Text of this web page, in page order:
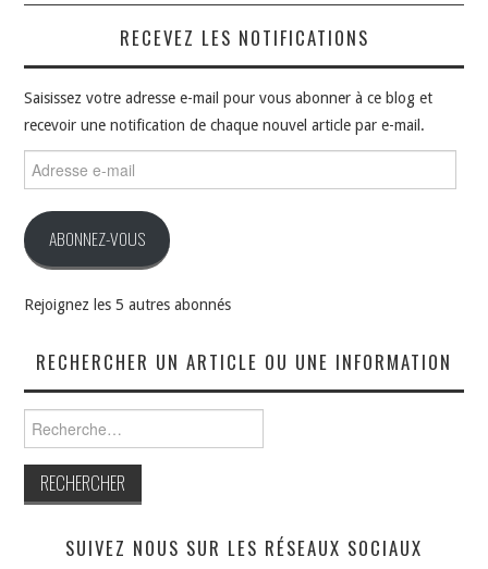
RECEVEZ LES NOTIFICATIONS
Saisissez votre adresse e-mail pour vous abonner à ce blog et
recevoir une notification de chaque nouvel article par e-mail.
e-
ABONNEZ-VOUS
Rejoignez les 5 autres abonnés
RECHERCHER UN ARTICLE OU UNE INFORMATION
SUIVEZ NOUS SUR LES RÉSEAUX SOCIAUX